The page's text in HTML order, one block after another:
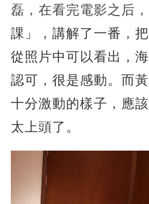
磊，在看完電影之后，
課」，講解了一番，
從照片中可以看出，
認可，很是感動。而
十分激動的樣子，應
太上頭了。